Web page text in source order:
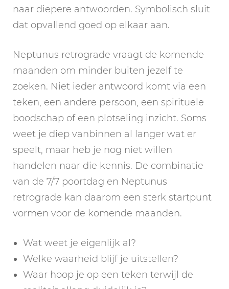
naar diepere antwoorden. Symbolisch sluit
dat opvallend goed op elkaar aan.
Neptunus retrograde vraagt de komende
maanden om minder buiten jezelf te
zoeken. Niet ieder antwoord komt via een
teken, een andere persoon, een spirituele
boodschap of een plotseling inzicht. Soms
weet je diep vanbinnen al langer wat er
speelt, maar heb je nog niet willen
handelen naar die kennis. De combinatie
van de 7/7 poortdag en Neptunus
retrograde kan daarom een sterk startpunt
vormen voor de komende maanden.
Wat weet je eigenlijk al?
Welke waarheid blijf je uitstellen?
Waar hoop je op een teken terwijl de